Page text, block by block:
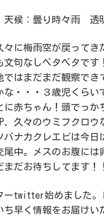
天候：曇り時々雨 透
々に梅雨空が戻ってき
文句なしベタベタで
ではまだまだ観察で
な・・・３歳児くらい
に赤ちゃん！頭でっ
、久々のウミフクロ
バナカクレエビは今
尾中。メスのお腹に
まだお待ちしてます
ーtwitter始めました。
ち早く情報をお届け